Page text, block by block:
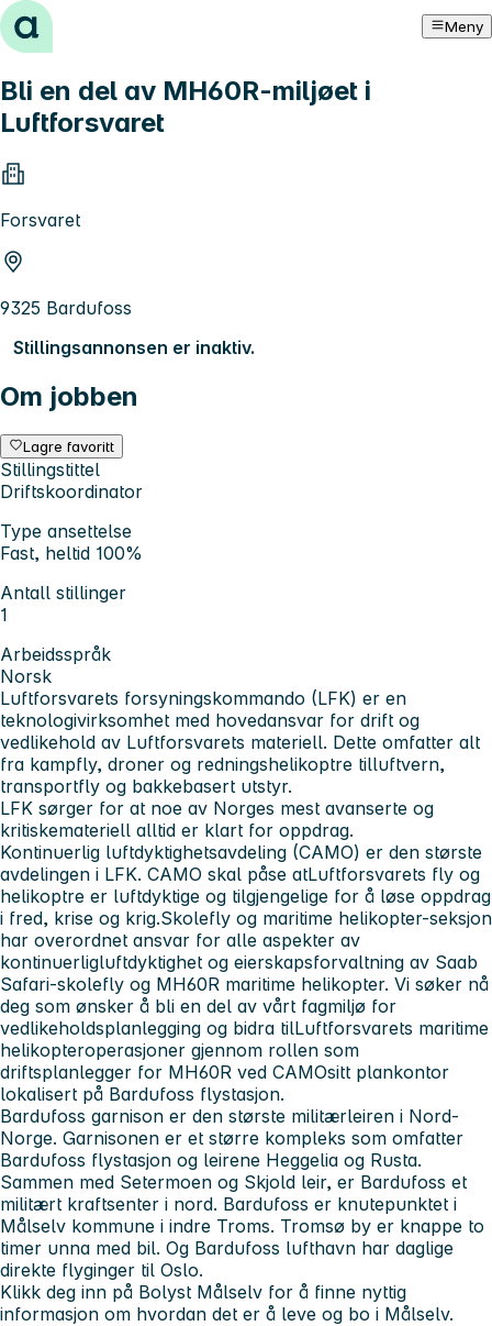
Hopp til innhold Meny
Bli en del av MH60R-miljøet i
Luftforsvaret
Forsvaret
9325 Bardufoss
Stillingsannonsen er inaktiv.
Om jobben
Lagre favoritt
Stillingstittel
Driftskoordinator
Type ansettelse
Fast, heltid 100%
Antall stillinger
1
Arbeidsspråk
Norsk
Luftforsvarets forsyningskommando (LFK) er en
teknologivirksomhet med hovedansvar for drift og
vedlikehold av Luftforsvarets materiell. Dette omfatter alt
fra kampfly, droner og redningshelikoptre tilluftvern,
transportfly og bakkebasert utstyr.
LFK sørger for at noe av Norges mest avanserte og
kritiskemateriell alltid er klart for oppdrag.
Kontinuerlig luftdyktighetsavdeling (CAMO) er den største
avdelingen i LFK. CAMO skal påse atLuftforsvarets fly og
helikoptre er luftdyktige og tilgjengelige for å løse oppdrag
i fred, krise og krig.Skolefly og maritime helikopter-seksjon
har overordnet ansvar for alle aspekter av
kontinuerligluftdyktighet og eierskapsforvaltning av Saab
Safari-skolefly og MH60R maritime helikopter. Vi søker nå
deg som ønsker å bli en del av vårt fagmiljø for
vedlikeholdsplanlegging og bidra tilLuftforsvarets maritime
helikopteroperasjoner gjennom rollen som
driftsplanlegger for MH60R ved CAMOsitt plankontor
lokalisert på Bardufoss flystasjon.
Bardufoss garnison er den største militærleiren i Nord-
Norge. Garnisonen er et større kompleks som omfatter
Bardufoss flystasjon og leirene Heggelia og Rusta.
Sammen med Setermoen og Skjold leir, er Bardufoss et
militært kraftsenter i nord. Bardufoss er knutepunktet i
Målselv kommune i indre Troms. Tromsø by er knappe to
timer unna med bil. Og Bardufoss lufthavn har daglige
direkte flyginger til Oslo.
Klikk deg inn på Bolyst Målselv for å finne nyttig
informasjon om hvordan det er å leve og bo i Målselv.